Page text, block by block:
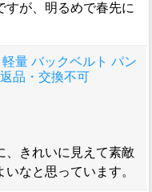
すが、明るめで春先に
量 バックベルト パン
品・交換不可
、きれいに見えて素敵
なと思っています。